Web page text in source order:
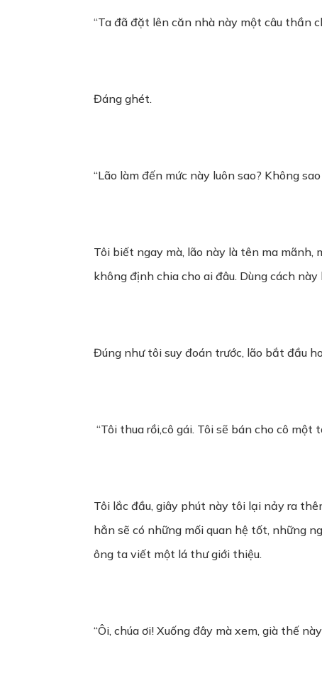
“Ta đã đặt lên căn nhà này một câu thần
Đáng ghét.
“Lão làm đến mức này luôn sao? Không
Tôi biết ngay mà, lão này là tên ma mãnh,
không định chia cho ai đâu. Dùng cách
Đúng như tôi suy đoán trước, lão bắt đầu
“Tôi thua rồi,cô gái. Tôi sẽ bán cho cô
Tôi lắc đầu, giây phút này tôi lại nảy ra
hẳn sẽ có những mối quan hệ tốt, những
ông ta viết một lá thư giới thiệu.
“Ôi, chúa ơi! Xuống đây mà xem, già thế